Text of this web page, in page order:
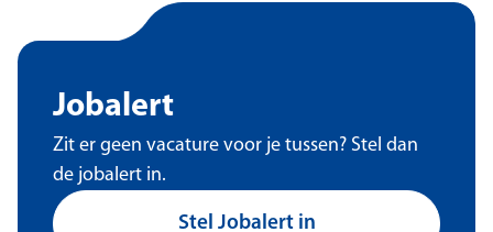
Jobalert
Zit er geen vacature voor je tussen? Stel dan
de jobalert in.
Stel Jobalert in